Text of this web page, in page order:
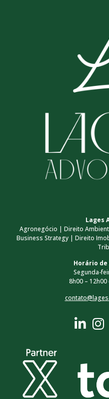
Lages
Agronegócio | Direito
Business Strategy | Direito
Horário
Segunda-
8h00 – 12h00